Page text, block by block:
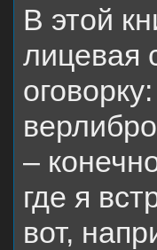
В этой
лицевая
–
где я
вот,